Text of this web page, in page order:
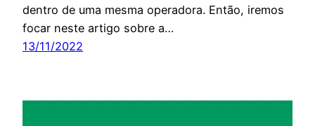
dentro de uma mesma operadora. Então, iremos
focar neste artigo sobre a…
13/11/2022